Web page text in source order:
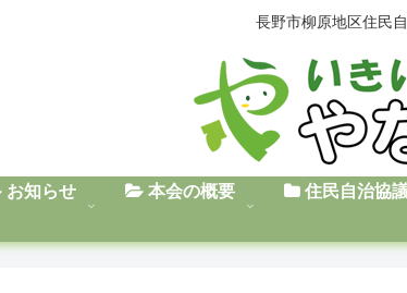
長野市柳原地区住民
お知らせ 本会の概要 住民自治協